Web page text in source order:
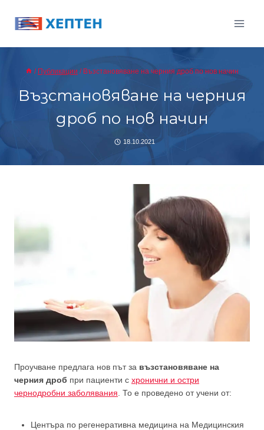
съдържанието
/ Публикации / Възстановяване на черния дроб по нов начин
Възстановяване на черния
дроб по нов начин
18.10.2021
Проучване предлага нов път за възстановяване на
черния дроб при пациенти с хронични и остри
чернодробни заболявания . То е проведено от учени от:
Центъра по регенеративна медицина на Медицинския